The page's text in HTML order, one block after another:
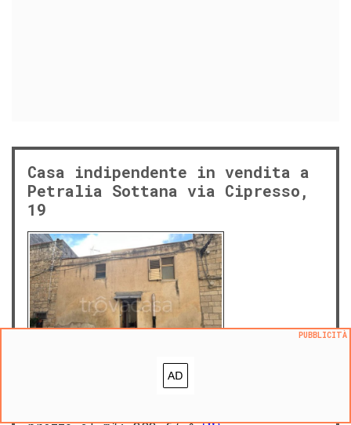
Casa indipendente in vendita a
Petralia Sottana via Cipresso,
19
PUBBLICITÀ